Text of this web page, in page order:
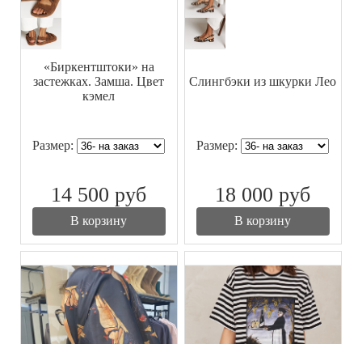
«Биркентштоки» на
застежках. Замша. Цвет
кэмел
Размер:
14 500 руб
В корзину
Слингбэки из шкурки Лео
Размер:
18 000 руб
В корзину